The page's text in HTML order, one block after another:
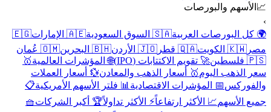
📈 الأسهم والبورصات
›
🌍 كل البورصات العربية🇸🇦 السوق السعودية 🇦🇪 الإمارات
🇪🇬
مصر 🇰🇼 الكويت 🇶🇦 قطر 🇯🇴 الأردن 🇧🇭 البحرين
🇴🇲 عُمان
🇵🇸 فلسطين
🚀 تقويم الاكتتابات (IPO) 🌐 المؤشرات العالمية🥇
سعر الذهب اليوم🥇 أسعار الذهب والمعادن💱 أسعار العملات
والفوركس📅 المؤشرات الاقتصادية 📊 فلتر الأسهم الأمريكية📋
جميع الأسهم📈 الأكثر ارتفاعاً⚡ الأكثر تداولاً🏆 أكبر الشركات🧺